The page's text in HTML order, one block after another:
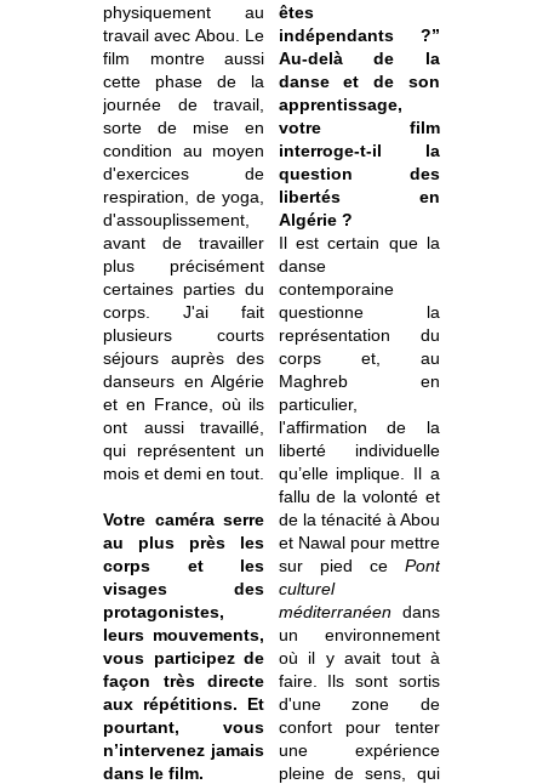
physiquement au
travail avec Abou. Le
film montre aussi
cette phase de la
journée de travail,
sorte de mise en
condition au moyen
d'exercices de
respiration, de yoga,
d'assouplissement,
avant de travailler
plus précisément
certaines parties du
corps. J'ai fait
plusieurs courts
séjours auprès des
danseurs en Algérie
et en France, où ils
ont aussi travaillé,
qui représentent un
mois et demi en tout.
Votre caméra serre
au plus près les
corps et les
visages des
protagonistes,
leurs mouvements,
vous participez de
façon très directe
aux répétitions. Et
pourtant, vous
n’intervenez jamais
dans le film.
êtes
indépendants ?”
Au-delà de la
danse et de son
apprentissage,
votre film
interroge-t-il la
question des
libertés en
Algérie ?
Il est certain que la
danse
contemporaine
questionne la
représentation du
corps et, au
Maghreb en
particulier,
l'affirmation de la
liberté individuelle
qu’elle implique. Il a
fallu de la volonté et
de la ténacité à Abou
et Nawal pour mettre
sur pied ce Pont
culturel
méditerranéendans
un environnement
où il y avait tout à
faire. Ils sont sortis
d'une zone de
confort pour tenter
une expérience
pleine de sens, qui